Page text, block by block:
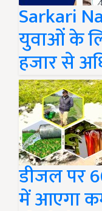
Sarkari
युवाओं के
हजार से
डीजल पर
में आएगा